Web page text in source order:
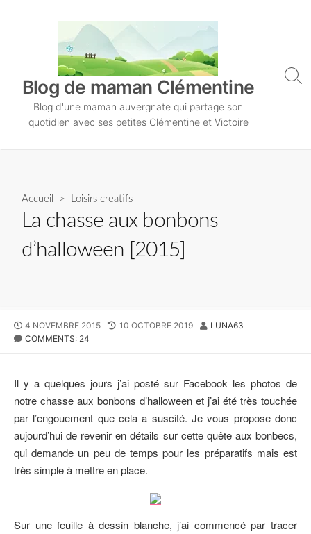
n
Blog de maman Clémentine
Blog d'une maman auvergnate qui partage son
quotidien avec ses petites Clémentine et Victoire
S
Accueil > Loisirs creatifs
La chasse aux bonbons
d’halloween [2015]
P
U
S
H
E
D
D
A
T
4 NOVEMBRE 2015
L
M
O
D
I
E
D
E
10 OCTOBRE 2019
A
LUNA63
COMMENTS: 24
Il y a quelques jours j’ai posté sur Facebook les photos de
notre chasse aux bonbons d’halloween et j’ai été très touchée
par l’engouement que cela a suscité. Je vous propose donc
aujourd’hui de revenir en détails sur cette quête aux bonbecs,
qui demande un peu de temps pour les préparatifs mais est
très simple à mettre en place.
Sur une feuille à dessin blanche, j’ai commencé par tracer